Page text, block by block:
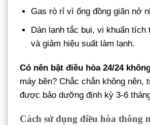
Gas rò rỉ vì ống đồng giãn nở
Dàn lạnh tắc bụi, vi khuẩn tích
và giảm hiệu suất làm lạnh.
Có nên bật điều hòa 24/24
máy bền? Chắc chắn không nên,
được bảo dưỡng định kỳ 3-6
Cách sử dụng điều hòa thông